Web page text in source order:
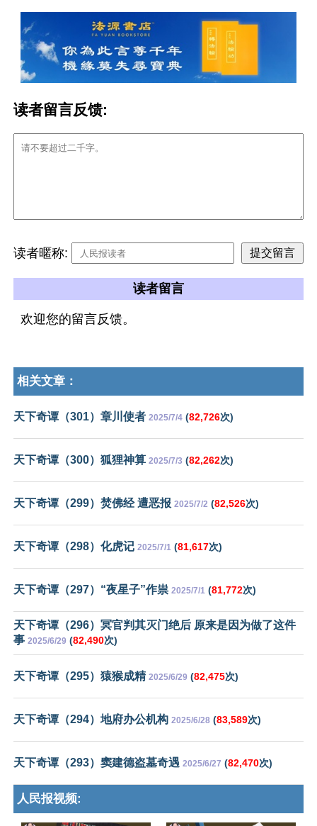
读者留言反馈:
读者暱称:
读者留言
欢迎您的留言反馈。
相关文章：
天下奇谭（301）章川使者 2025/7/4 (82,726次)
天下奇谭（300）狐狸神算 2025/7/3 (82,262次)
天下奇谭（299）焚佛经 遭恶报 2025/7/2 (82,526次)
天下奇谭（298）化虎记 2025/7/1 (81,617次)
天下奇谭（297）“夜星子”作祟 2025/7/1 (81,772次)
天下奇谭（296）冥官判其灭门绝后 原来是因为做了这件
事 2025/6/29 (82,490次)
天下奇谭（295）猿猴成精 2025/6/29 (82,475次)
天下奇谭（294）地府办公机构 2025/6/28 (83,589次)
天下奇谭（293）窦建德盗墓奇遇 2025/6/27 (82,470次)
人民报视频: